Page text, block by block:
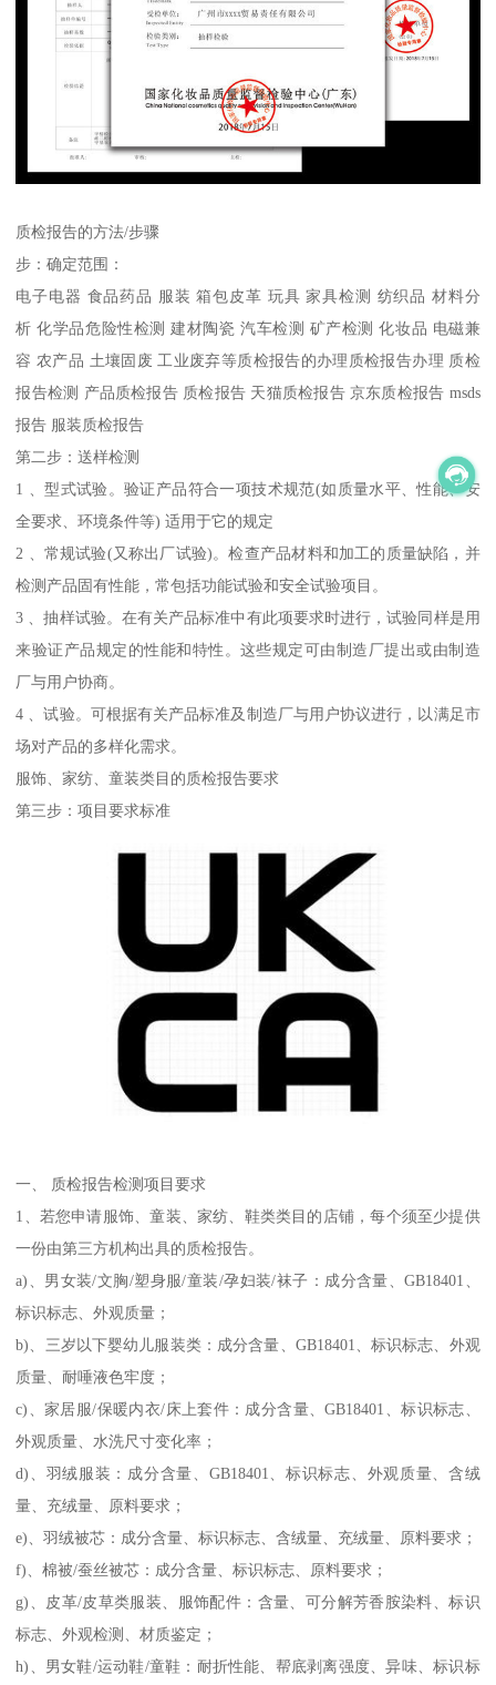
质检报告的方法/步骤
步：确定范围：
电子电器 食品药品 服装 箱包皮革 玩具 家具检测 纺织品 材料分
析 化学品危险性检测 建材陶瓷 汽车检测 矿产检测 化妆品 电磁兼
容 农产品 土壤固废 工业废弃等质检报告的办理质检报告办理 质检
报告检测 产品质检报告 质检报告 天猫质检报告 京东质检报告 msds
报告 服装质检报告
第二步：送样检测
1 、型式试验。验证产品符合一项技术规范(如质量水平、性能、安
全要求、环境条件等) 适用于它的规定
2 、常规试验(又称出厂试验)。检查产品材料和加工的质量缺陷，并
检测产品固有性能，常包括功能试验和安全试验项目。
3 、抽样试验。在有关产品标准中有此项要求时进行，试验同样是用
来验证产品规定的性能和特性。这些规定可由制造厂提出或由制造
厂与用户协商。
4 、试验。可根据有关产品标准及制造厂与用户协议进行，以满足市
场对产品的多样化需求。
服饰、家纺、童装类目的质检报告要求
第三步：项目要求标准
一、 质检报告检测项目要求
1、若您申请服饰、童装、家纺、鞋类类目的店铺，每个须至少提供
一份由第三方机构出具的质检报告。
a)、男女装/文胸/塑身服/童装/孕妇装/袜子：成分含量、GB18401、
标识标志、外观质量；
b)、三岁以下婴幼儿服装类：成分含量、GB18401、标识标志、外观
质量、耐唾液色牢度；
c)、家居服/保暖内衣/床上套件：成分含量、GB18401、标识标志、
外观质量、水洗尺寸变化率；
d)、羽绒服装：成分含量、GB18401、标识标志、外观质量、含绒
量、充绒量、原料要求；
e)、羽绒被芯：成分含量、标识标志、含绒量、充绒量、原料要求；
f)、棉被/蚕丝被芯：成分含量、标识标志、原料要求；
g)、皮革/皮草类服装、服饰配件：含量、可分解芳香胺染料、标识
标志、外观检测、材质鉴定；
h)、男女鞋/运动鞋/童鞋：耐折性能、帮底剥离强度、异味、标识标